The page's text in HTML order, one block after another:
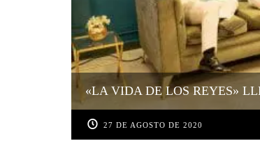
«LA VIDA DE LOS REYES»
27 DE AGOSTO DE 2020